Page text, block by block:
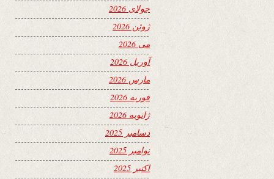
جولای 2026
ژوئن 2026
می 2026
آوریل 2026
مارس 2026
فوریه 2026
ژانویه 2026
دسامبر 2025
نوامبر 2025
اکتبر 2025